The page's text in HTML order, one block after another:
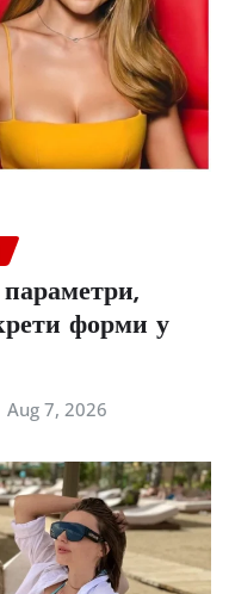
параметри,
форми у
Aug 7, 2026